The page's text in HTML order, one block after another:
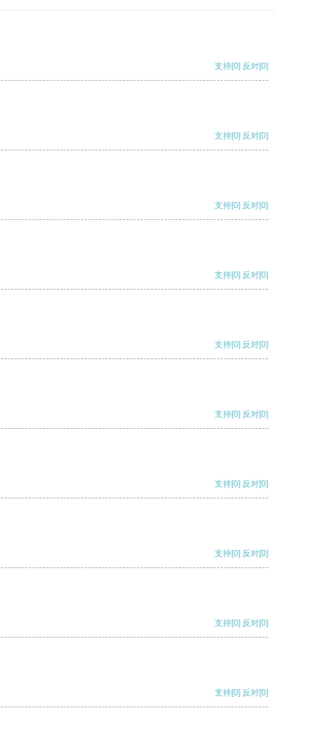
支持[0] 反对[0]
支持[0] 反对[0]
支持[0] 反对[0]
支持[0] 反对[0]
支持[0] 反对[0]
支持[0] 反对[0]
支持[0] 反对[0]
支持[0] 反对[0]
支持[0] 反对[0]
支持[0] 反对[0]